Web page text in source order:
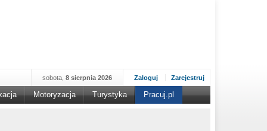
Zaloguj Zarejestruj
sobota, 8 sierpnia 2026
Motoryzacja Turystyka Pracuj.pl